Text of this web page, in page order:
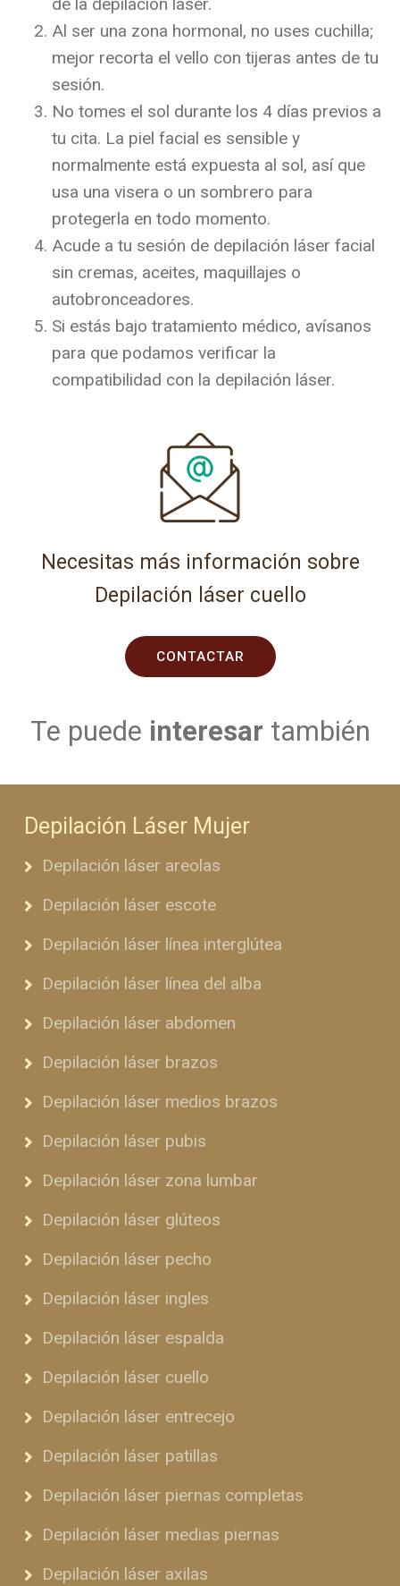
Al ser una zona hormonal, no uses cuchilla;
mejor recorta el vello con tijeras antes de tu
sesión.
No tomes el sol durante los 4 días previos a
tu cita. La piel facial es sensible y
normalmente está expuesta al sol, así que
usa una visera o un sombrero para
protegerla en todo momento.
Acude a tu sesión de depilación láser facial
sin cremas, aceites, maquillajes o
autobronceadores.
Si estás bajo tratamiento médico, avísanos
para que podamos verificar la
compatibilidad con la depilación láser.
Necesitas más información sobre
Depilación láser cuello
CONTACTAR
Te puede interesar también
Depilación Láser Mujer
Depilación láser areolas
Depilación láser escote
Depilación láser línea interglútea
Depilación láser línea del alba
Depilación láser abdomen
Depilación láser brazos
Depilación láser medios brazos
Depilación láser pubis
Depilación láser zona lumbar
Depilación láser glúteos
Depilación láser pecho
Depilación láser ingles
Depilación láser espalda
Depilación láser cuello
Depilación láser entrecejo
Depilación láser patillas
Depilación láser piernas completas
Depilación láser medias piernas
Depilación láser axilas